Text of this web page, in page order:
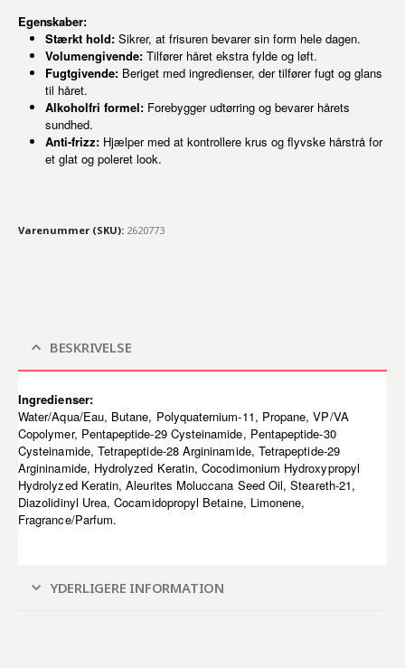
Egenskaber:
Stærkt hold:Sikrer, at frisuren bevarer sin form hele dagen.
Volumengivende:Tilfører håret ekstra fylde og løft.
Fugtgivende:Beriget med ingredienser, der tilfører fugt og glans
til håret.
Alkoholfri formel:Forebygger udtørring og bevarer hårets
sundhed.
Anti-frizz:Hjælper med at kontrollere krus og flyvske hårstrå for
et glat og poleret look.
Varenummer (SKU): 2620773
BESKRIVELSE
Ingredienser:
Water/Aqua/Eau, Butane, Polyquaternium-11, Propane, VP/VA
Copolymer, Pentapeptide-29 Cysteinamide, Pentapeptide-30
Cysteinamide, Tetrapeptide-28 Argininamide, Tetrapeptide-29
Argininamide, Hydrolyzed Keratin, Cocodimonium Hydroxypropyl
Hydrolyzed Keratin, Aleurites Moluccana Seed Oil, Steareth-21,
Diazolidinyl Urea, Cocamidopropyl Betaine, Limonene,
Fragrance/Parfum.
YDERLIGERE INFORMATION